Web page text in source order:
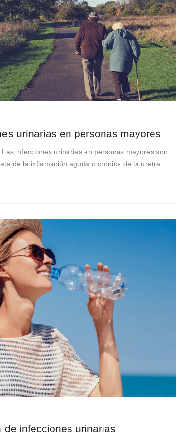
urinarias en personas mayores
infecciones urinarias en personas mayores son
de la inflamación aguda o crónica de la uretra…
de infecciones urinarias